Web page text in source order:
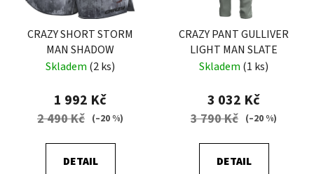
CRAZY SHORT STORM
MAN SHADOW
Skladem (2 ks)
1 992 Kč
2 490 Kč (–20 %)
DETAIL
CRAZY PANT GULLIVER
LIGHT MAN SLATE
Skladem (1 ks)
3 032 Kč
3 790 Kč (–20 %)
DETAIL